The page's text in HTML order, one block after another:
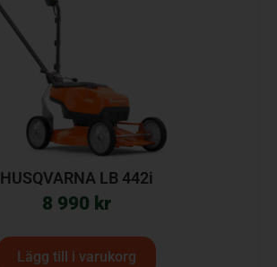
HUSQVARNA LB 442i
8 990 kr
Lägg till i varukorg